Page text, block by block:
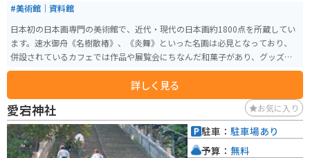
#美術館｜資料館
日本初の日本画専門の美術館で、近代・現代の日本画約1800点を所蔵してい
ます。速水御舟《名樹散椿》、《炎舞》といった名画は必見となっており、
併設されているカフェでは作品や展覧会にちなんだ和菓子があり、グッズな
ども販売されています。
詳しく見る
愛宕神社 お気に入り
駐車： 駐車場あり
予算： 無料